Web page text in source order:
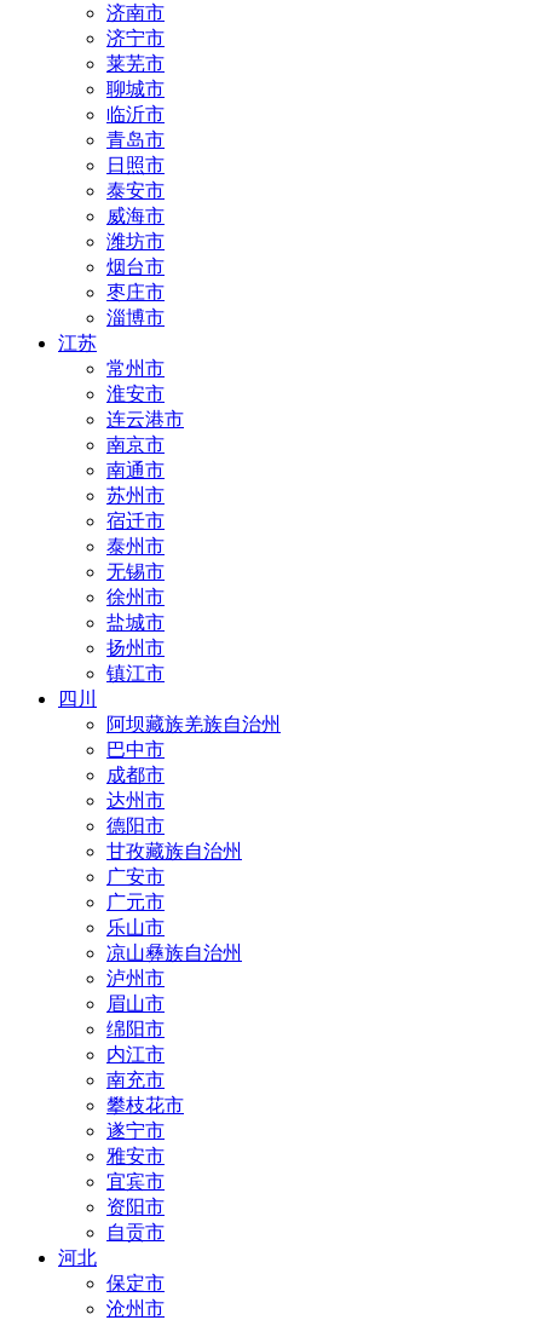
济南市
济宁市
莱芜市
聊城市
临沂市
青岛市
日照市
泰安市
威海市
潍坊市
烟台市
枣庄市
淄博市
江苏
常州市
淮安市
连云港市
南京市
南通市
苏州市
宿迁市
泰州市
无锡市
徐州市
盐城市
扬州市
镇江市
四川
阿坝藏族羌族自治州
巴中市
成都市
达州市
德阳市
甘孜藏族自治州
广安市
广元市
乐山市
凉山彝族自治州
泸州市
眉山市
绵阳市
内江市
南充市
攀枝花市
遂宁市
雅安市
宜宾市
资阳市
自贡市
河北
保定市
沧州市